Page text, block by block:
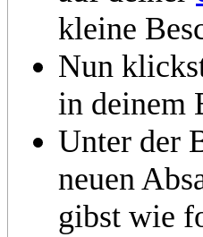
kleine
Nun
in deinem
Unter der
neuen
gibst wie